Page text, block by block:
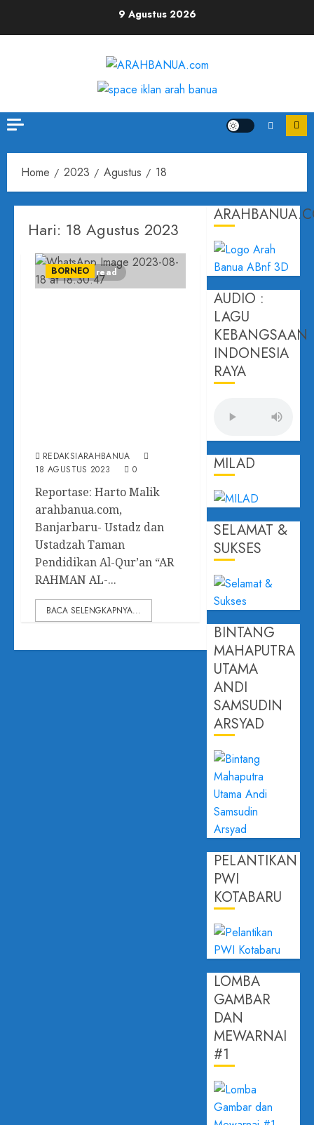
9 Agustus 2026
Home 2023 Agustus 18
Hari: 18 Agustus 2023
1 minute read
BORNEO
REDAKSIARAHBANUA
18 AGUSTUS 2023
0
Reportase: Harto Malik
arahbanua.com,
Banjarbaru- Ustadz dan
Ustadzah Taman
Pendidikan Al-Qur’an “AR
RAHMAN AL-...
BACA SELENGKAPNYA...
AUDIO :
LAGU
KEBANGSAAN
INDONESIA
RAYA
MILAD
SELAMAT &
SUKSES
BINTANG
MAHAPUTRA
UTAMA
ANDI
SAMSUDIN
ARSYAD
PELANTIKAN
PWI
KOTABARU
LOMBA
GAMBAR
DAN
MEWARNAI
#1